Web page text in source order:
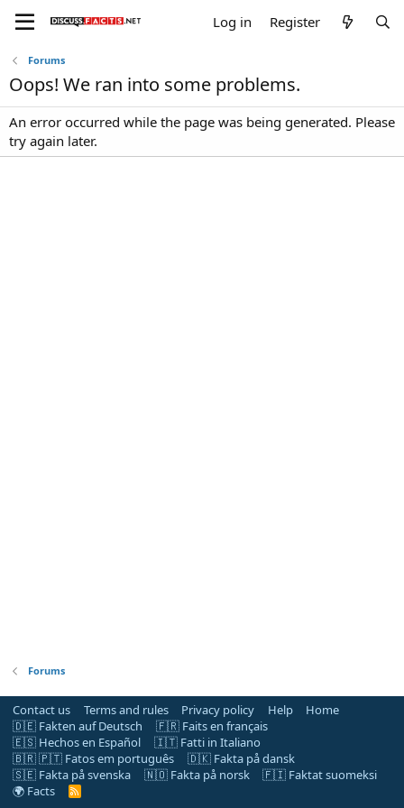
Log in Register
Forums
Oops! We ran into some problems.
An error occurred while the page was being generated. Please
try again later.
Forums
Contact us Terms and rules Privacy policy Help
Home
🇩🇪 Fakten auf Deutsch
🇫🇷 Faits en français
🇪🇸 Hechos en Español
🇮🇹 Fatti in Italiano
🇧🇷 🇵🇹 Fatos em português
🇩🇰 Fakta på dansk
🇸🇪 Fakta på svenska
🇳🇴 Fakta på norsk
🇫🇮 Faktat suomeksi
🌍 Facts
R